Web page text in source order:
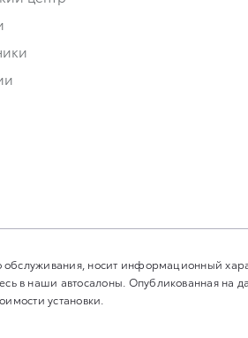
носит информационный
в наши автосалоны. Опубликованная на
установки.